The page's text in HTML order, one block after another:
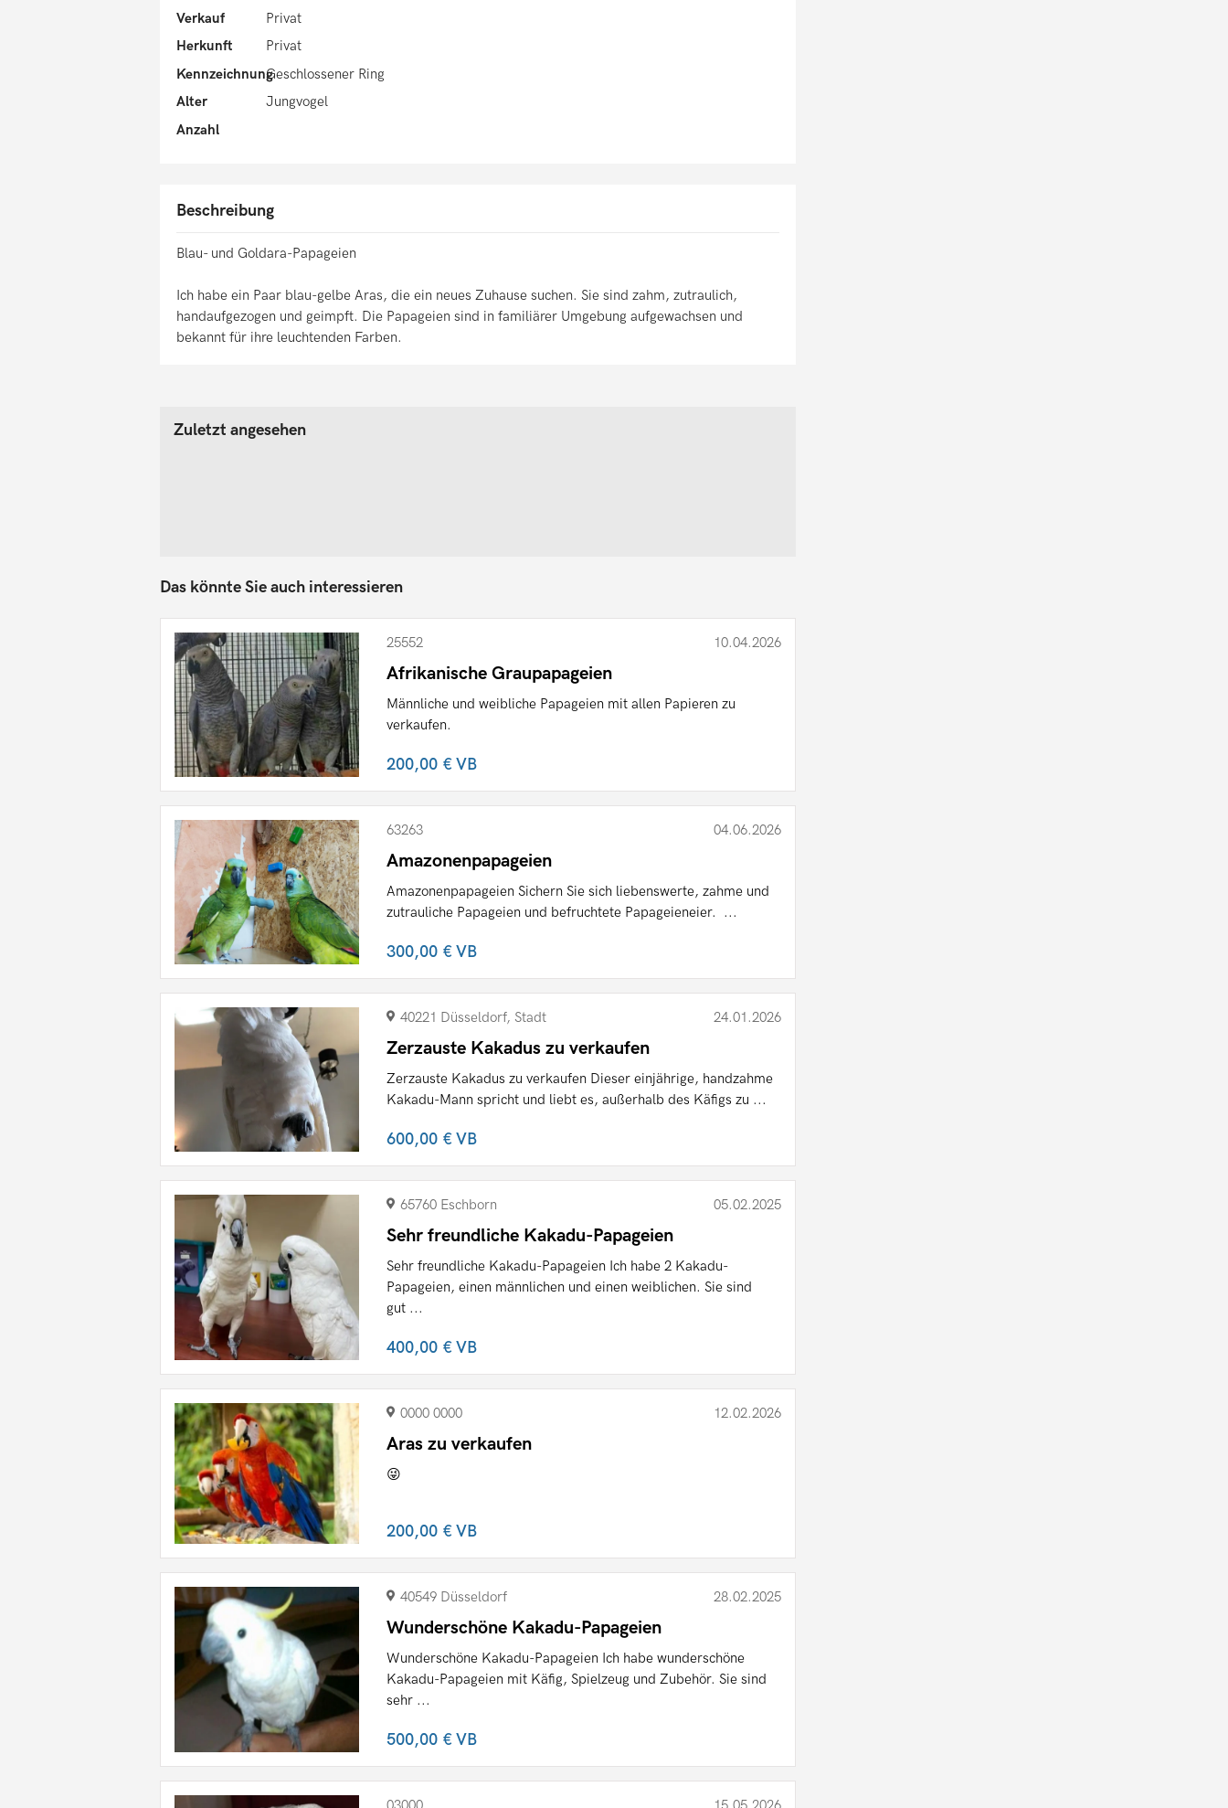
Verkauf
Privat
Herkunft
Privat
KennzeichnungGeschlossener Ring
Alter
Jungvogel
Anzahl
Beschreibung
Blau- und Goldara-Papageien
Ich habe ein Paar blau-gelbe Aras, die ein neues Zuhause suchen. Sie sind zahm, zutraulich,
handaufgezogen und geimpft. Die Papageien sind in familiärer Umgebung aufgewachsen und
bekannt für ihre leuchtenden Farben.
Zuletzt angesehen
Das könnte Sie auch interessieren
25552 10.04.2026
Afrikanische Graupapageien
Männliche und weibliche Papageien mit allen Papieren zu
verkaufen.
200,00 €VB
63263 04.06.2026
Amazonenpapageien
Amazonenpapageien Sichern Sie sich liebenswerte, zahme und
zutrauliche Papageien und befruchtete Papageieneier. ...
300,00 €VB
40221 Düsseldorf, Stadt 24.01.2026
Zerzauste Kakadus zu verkaufen
Zerzauste Kakadus zu verkaufen Dieser einjährige, handzahme
Kakadu-Mann spricht und liebt es, außerhalb des Käfigs zu ...
600,00 €VB
65760 Eschborn 05.02.2025
Sehr freundliche Kakadu-Papageien
Sehr freundliche Kakadu-Papageien Ich habe 2 Kakadu-
Papageien, einen männlichen und einen weiblichen. Sie sind
gut ...
400,00 €VB
0000 0000 12.02.2026
Aras zu verkaufen
😜
200,00 €VB
40549 Düsseldorf 28.02.2025
Wunderschöne Kakadu-Papageien
Wunderschöne Kakadu-Papageien Ich habe wunderschöne
Kakadu-Papageien mit Käfig, Spielzeug und Zubehör. Sie sind
sehr ...
500,00 €VB